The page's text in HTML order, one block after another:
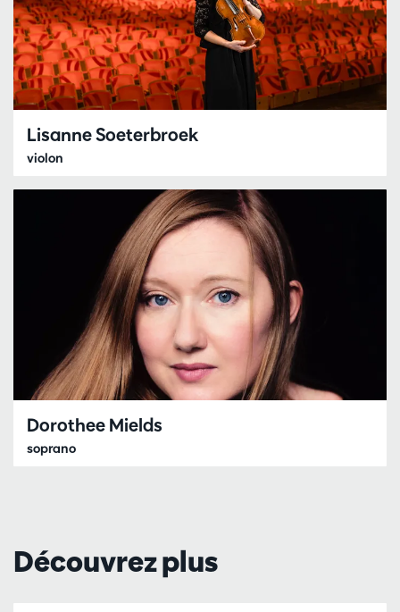
Lisanne Soeterbroek
violon
Dorothee Mields
soprano
Découvrez plus